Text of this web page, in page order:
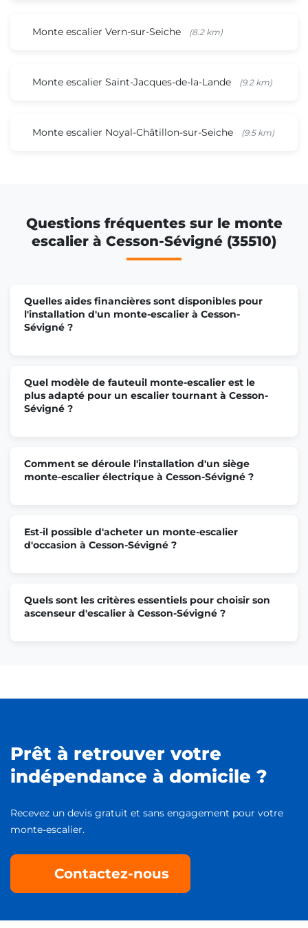
Monte escalier Vern-sur-Seiche (8.2 km)
Monte escalier Saint-Jacques-de-la-Lande (9.2 km)
Monte escalier Noyal-Châtillon-sur-Seiche (9.5 km)
Questions fréquentes sur le monte
escalier à Cesson-Sévigné (35510)
Quelles aides financières sont disponibles pour
l'installation d'un monte-escalier à Cesson-
Sévigné ?
Quel modèle de fauteuil monte-escalier est le
plus adapté pour un escalier tournant à Cesson-
Sévigné ?
Comment se déroule l'installation d'un siège
monte-escalier électrique à Cesson-Sévigné ?
Est-il possible d'acheter un monte-escalier
d'occasion à Cesson-Sévigné ?
Quels sont les critères essentiels pour choisir son
ascenseur d'escalier à Cesson-Sévigné ?
Prêt à retrouver votre
indépendance à domicile ?
Recevez un devis gratuit et sans engagement pour votre
monte-escalier.
Contactez-nous